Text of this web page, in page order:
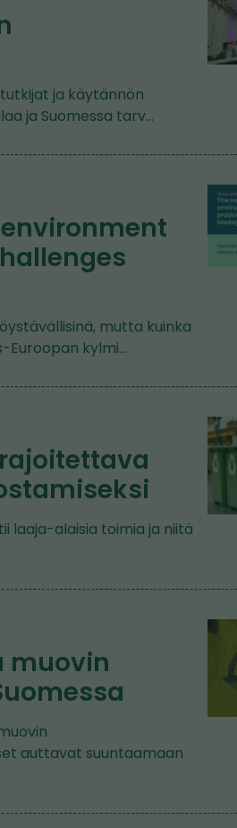
ja käytännön
ja Suomessa tarv…
mutta kuinka
Euroopan kylmi…
laaja-alaisia toimia ja niitä
muovin
auttavat suuntaamaan